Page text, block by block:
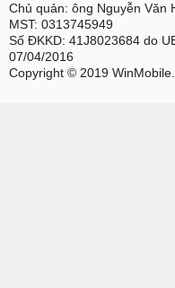
Chủ quản: ông Nguyễn Văn
MST: 0313745949
Số ĐKKD: 41J8023684 do
07/04/2016
Copyright © 2019